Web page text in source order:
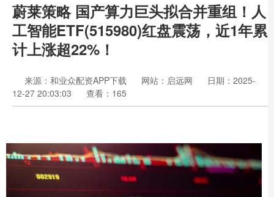
蔚莱策略 国产算力巨头拟合并重组！人
工智能ETF(515980)红盘震荡，近1年累
计上涨超22%！
来源：和业众配资APP下载 网站：启远网
日期：2025-
12-27 20:03:03
查看：165